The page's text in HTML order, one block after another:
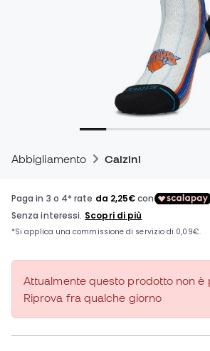
Abbigliamento Calzini
Attualmente questo prodotto non è
Riprova fra qualche giorno